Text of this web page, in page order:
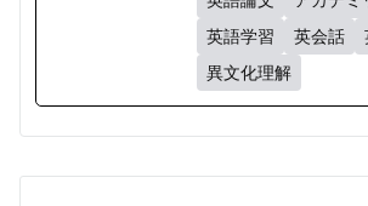
英語学習
英会話
異文化理解